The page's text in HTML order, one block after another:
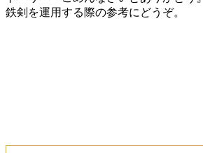
鉄剣を運用する際の参考にどうぞ。